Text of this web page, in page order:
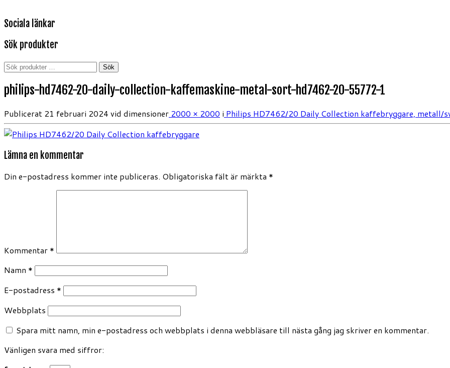
Sociala länkar
Sök produkter
Sök
Sök
philips-hd7462-20-daily-collection-kaffemaskine-metal-sort-hd7462-20-55772-1
Publicerat 21 februari 2024 vid dimensioner 2000 × 2000 i Philips HD7462/20 Daily Collection kaffebryggare, metall/
Lämna en kommentar
Din e-postadress kommer inte publiceras. Obligatoriska fält är märkta *
Kommentar *
Namn *
E-postadress *
Webbplats
Spara mitt namn, min e-postadress och webbplats i denna webbläsare till nästa gång jag skriver en kommentar.
Vänligen svara med siffror: